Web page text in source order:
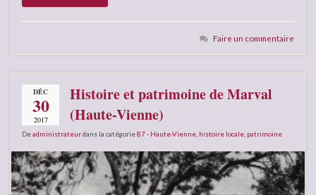
Faire un commentaire
DÉC
30
2017
Histoire et patrimoine de Marval
(Haute-Vienne)
Deadministrateurdans la catégorie87 - Haute-Vienne histoire locale patrimoine